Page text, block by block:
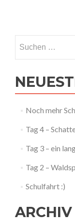
nach:
Noch mehr
Tag 4 –
Tag 3 – ein
Tag 2 –
Schulfahrt :)
ARCHIV